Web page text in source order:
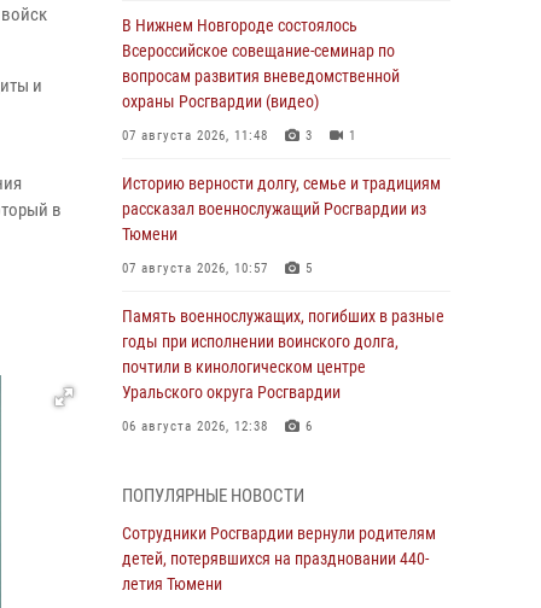
и
в
В Нижнем Новгороде состоялось
Всероссийское совещание-семинар по
вопросам развития вневедомственной
охраны Росгвардии (видео)
07 августа 2026, 11:48 3 1
Историю верности долгу, семье и традициям
рассказал военнослужащий Росгвардии из
Тюмени
07 августа 2026, 10:57 5
Память военнослужащих, погибших в разные
годы при исполнении воинского долга,
почтили в кинологическом центре
Уральского округа Росгвардии
06 августа 2026, 12:38 6
знакомят детей со своей службой и
напоминают о мерах безопасности
06 августа 2026, 12:33 2
ПОПУЛЯРНЫЕ НОВОСТИ
Сотрудники Росгвардии вернули родителям
детей, потерявшихся на праздновании 440-
летия Тюмени